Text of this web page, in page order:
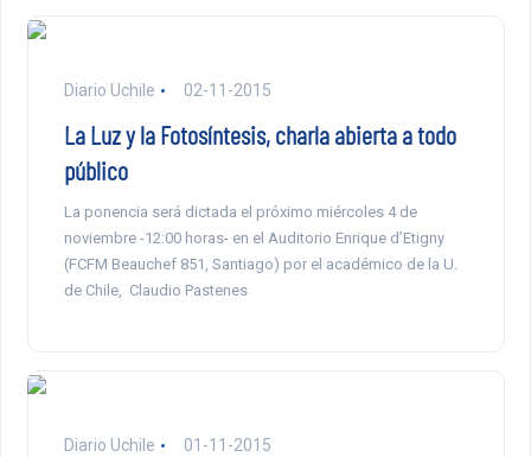
Diario Uchile 02-11-2015
La Luz y la Fotosíntesis, charla abierta a todo
público
La ponencia será dictada el próximo miércoles 4 de
noviembre -12:00 horas- en el Auditorio Enrique d’Etigny
(FCFM Beauchef 851, Santiago) por el académico de la U.
de Chile, Claudio Pastenes
Diario Uchile 01-11-2015